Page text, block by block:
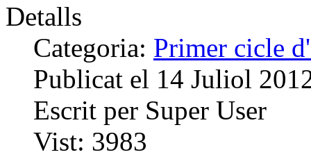
Detalls
Categoria: Primer cicle
Publicat el 14 Juliol
Escrit per Super User
Vist: 3983